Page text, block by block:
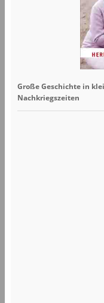
Große Geschichte in
Nachkriegszeiten